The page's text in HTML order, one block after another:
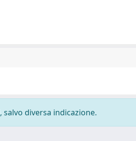
diversa indicazione.